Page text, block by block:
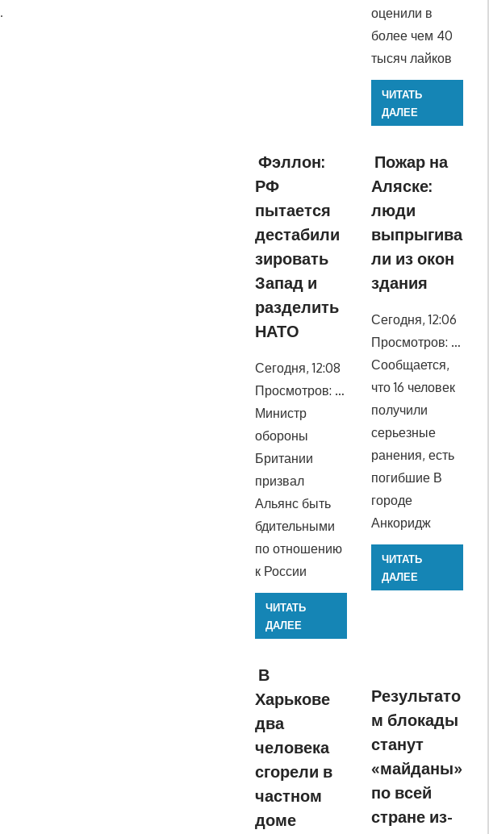
.
оценили в
более чем 40
тысяч лайков
ЧИТАТЬ
ДАЛЕЕ
Фэллон:
РФ
пытается
дестабили
зировать
Запад и
разделить
НАТО
Сегодня, 12:08
Просмотров: …
Министр
обороны
Британии
призвал
Альянс быть
бдительными
по отношению
к России
ЧИТАТЬ
ДАЛЕЕ
Пожар на
Аляске:
люди
выпрыгива
ли из окон
здания
Сегодня, 12:06
Просмотров: …
Сообщается,
что 16 человек
получили
серьезные
ранения, есть
погибшие В
городе
Анкоридж
ЧИТАТЬ
ДАЛЕЕ
В
Харькове
два
человека
сгорели в
частном
доме
Результато
м блокады
станут
«майданы»
по всей
стране из-